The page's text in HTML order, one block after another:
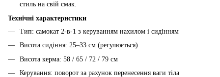
стиль на свій смак.
Технічні характеристики
Тип: самокат 2-в-1 з керуванням нахилом і сидінням
Висота сидіння: 25–33 см (регулюється)
Висота керма: 58 / 65 / 72 / 79 см
Керування: поворот за рахунок перенесення ваги тіла